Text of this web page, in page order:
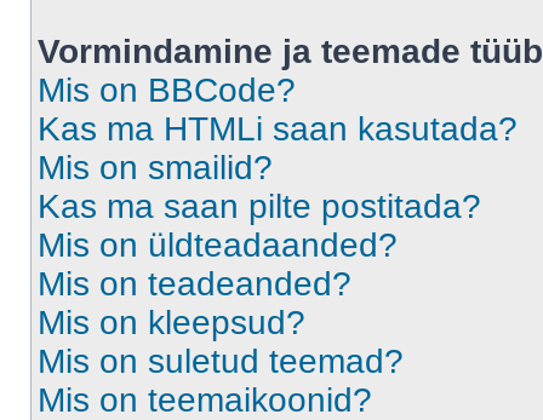
Vormindamine ja teemade
Mis on BBCode?
Kas ma HTMLi saan kasutada?
Mis on smailid?
Kas ma saan pilte postitada?
Mis on üldteadaanded?
Mis on teadeanded?
Mis on kleepsud?
Mis on suletud teemad?
Mis on teemaikoonid?